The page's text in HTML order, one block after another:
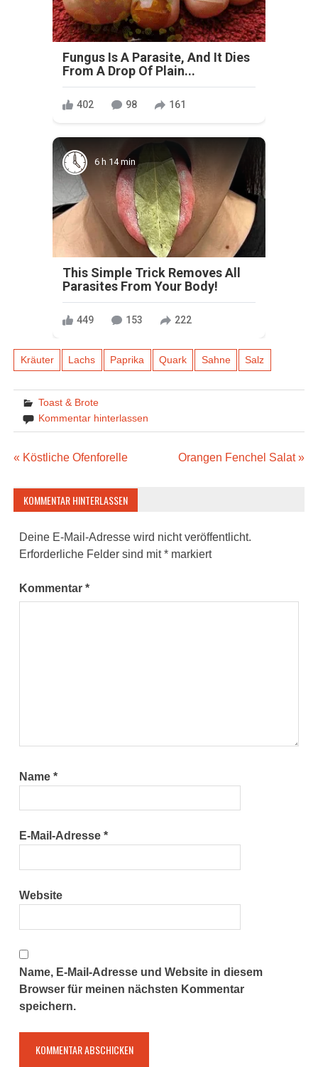
Fungus Is A Parasite, And It Dies
From A Drop Of Plain...
402 98 161
6 h 14 min
This Simple Trick Removes All
Parasites From Your Body!
449 153 222
Kräuter Lachs Paprika Quark Sahne Salz
Toast & Brote
Kommentar hinterlassen
Beitragsnavigation
« Köstliche Ofenforelle Orangen Fenchel Salat »
KOMMENTAR HINTERLASSEN
Deine E-Mail-Adresse wird nicht veröffentlicht.
Erforderliche Felder sind mit* markiert
Kommentar*
Name*
E-Mail-Adresse*
Website
Name, E-Mail-Adresse und Website in diesem
Browser für meinen nächsten Kommentar
speichern.